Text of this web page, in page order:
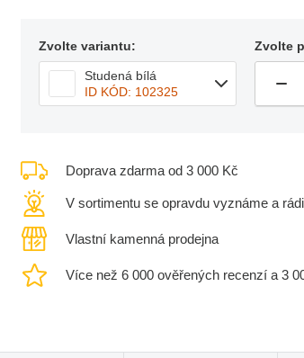
Zvolte variantu:
Studená bílá
ID KÓD: 102325
Zvolte
Doprava zdarma od 3 000 Kč
V sortimentu se opravdu vyznáme a
Vlastní kamenná prodejna
Více než 6 000 ověřených recenzí a 3